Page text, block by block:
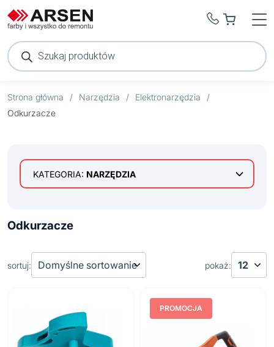
Wyszukiwarka
produktów
Strona główna / Narzędzia / Elektronarzędzia
/
Odkurzacze
KATEGORIA: NARZĘDZIA
Akumulatory i ładowarki
Frezarki
Odkurzacze
Opalarki
Odkurzacze
sortuj: pokaż:
PROMOCJA